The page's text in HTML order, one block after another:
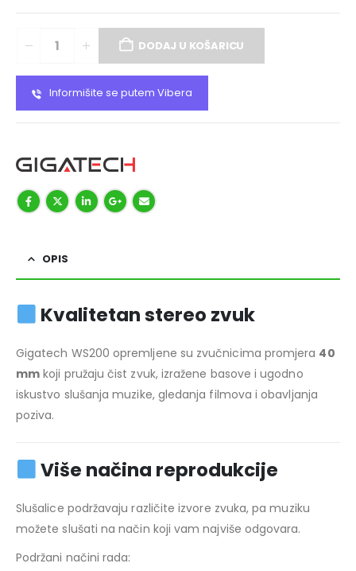
DODAJ U KOŠARICU
Informišite se putem Vibera
OPIS
Kvalitetan stereo zvuk
Gigatech WS200 opremljene su zvučnicima promjera 40
mm koji pružaju čist zvuk, izražene basove i ugodno
iskustvo slušanja muzike, gledanja filmova i obavljanja
poziva.
Više načina reprodukcije
Slušalice podržavaju različite izvore zvuka, pa muziku
možete slušati na način koji vam najviše odgovara.
Podržani načini rada: